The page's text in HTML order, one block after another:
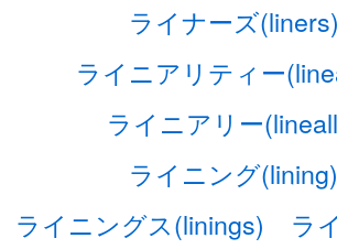
ライナーズ(liners)
ライニアリティー
ライニアリー
ライニング(lining)
ライニングス(linings)
ラ